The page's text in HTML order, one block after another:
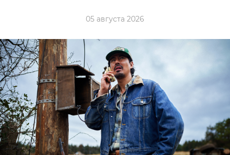
05 августа 2026